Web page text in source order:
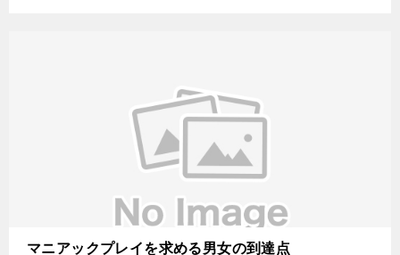
マニアックプレイを求める男女の到達点